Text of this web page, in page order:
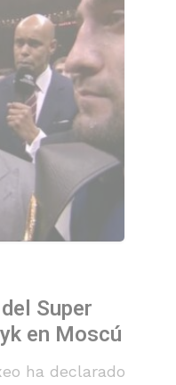
Super
en Moscú
ha declarado